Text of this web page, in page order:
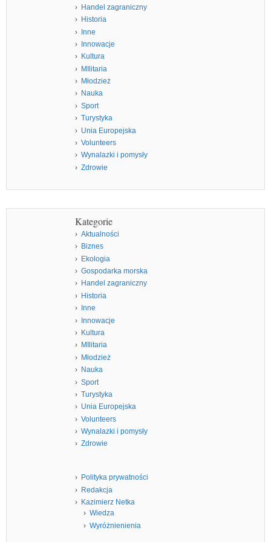
Handel zagraniczny
Historia
Inne
Innowacje
Kultura
MIlitaria
Młodzież
Nauka
Sport
Turystyka
Unia Europejska
Volunteers
Wynalazki i pomysły
Zdrowie
Kategorie
Aktualności
Biznes
Ekologia
Gospodarka morska
Handel zagraniczny
Historia
Inne
Innowacje
Kultura
MIlitaria
Młodzież
Nauka
Sport
Turystyka
Unia Europejska
Volunteers
Wynalazki i pomysły
Zdrowie
Polityka prywatności
Redakcja
Kazimierz Netka
Wiedza
Wyróżnienienia